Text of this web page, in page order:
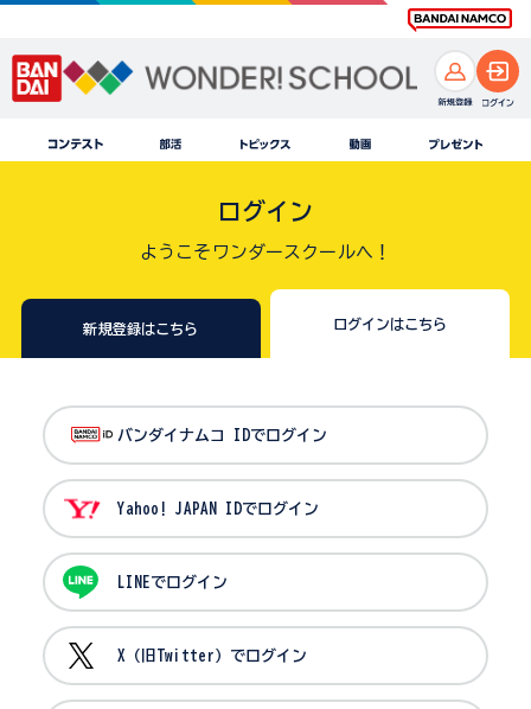
ログイン
ようこそワンダースクールへ！
新規登録はこちら ログインはこちら
バンダイナムコ IDでログイン
Yahoo! JAPAN IDでログイン
LINEでログイン
X（旧Twitter）でログイン